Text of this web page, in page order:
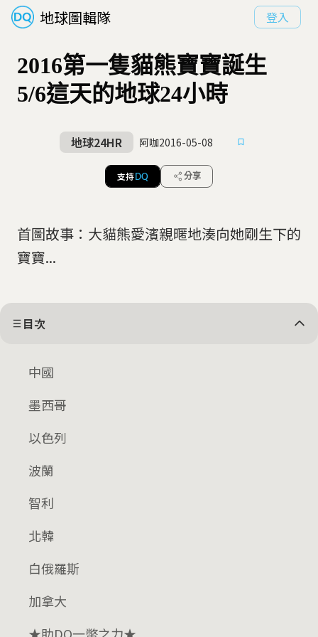
地球圖輯隊 登入
2016第一隻貓熊寶寶誕生
5/6這天的地球24小時
地球24HR 阿咖2016-05-08
支持 DQ 分享
首圖故事：大貓熊愛濱親暱地湊向她剛生下的
寶寶...
目次
中國
墨西哥
以色列
波蘭
智利
北韓
白俄羅斯
加拿大